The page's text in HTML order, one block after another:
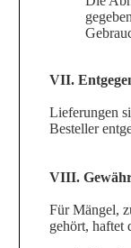
VII.
Lieferungen
Besteller
VIII.
Für Mängel,
gehört, haftet